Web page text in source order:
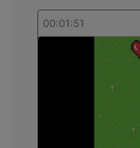
00:01:51